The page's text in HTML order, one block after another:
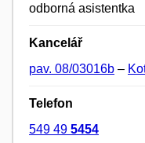
odborná asistentka
Kancelář
pav. 08/03016b –
Telefon
549 49 5454